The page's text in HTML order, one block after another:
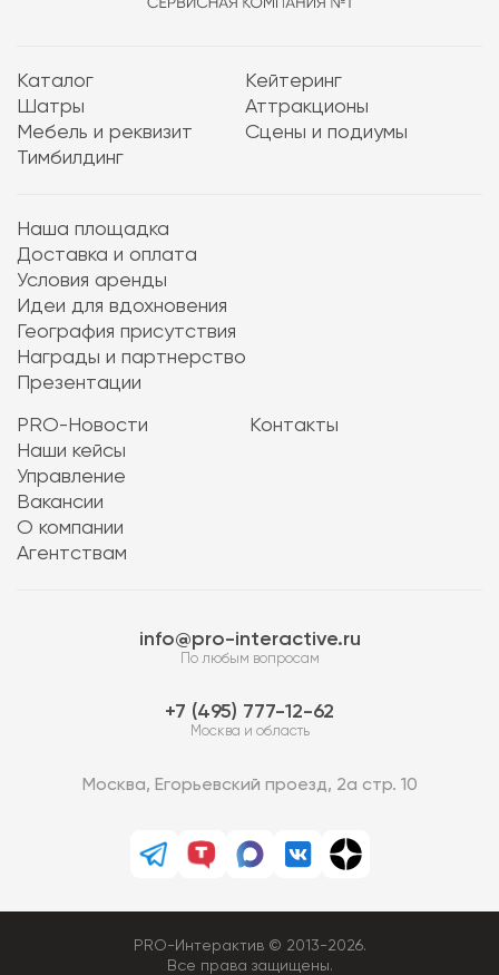
Каталог
Кейтеринг
Шатры
Аттракционы
Мебель и реквизит
Сцены и подиумы
Тимбилдинг
Наша площадка
Доставка и оплата
Условия аренды
Идеи для вдохновения
География присутствия
Награды и партнерство
Презентации
PRO-Новости
Наши кейсы
Управление
Вакансии
О компании
Агентствам
Контакты
info@pro-interactive.ru
По любым вопросам
7 (495) 777-12-62
Москва и область
Москва, Егорьевский проезд, 2а стр. 10
PRO-Интерактив © 2013-2026.
Все права защищены.